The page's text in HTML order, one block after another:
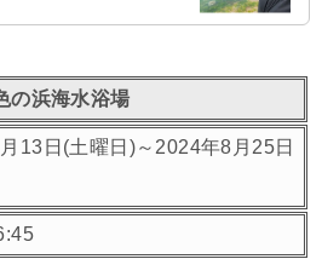
の浜海水浴場
13日(土曜日)～2024年8月25日